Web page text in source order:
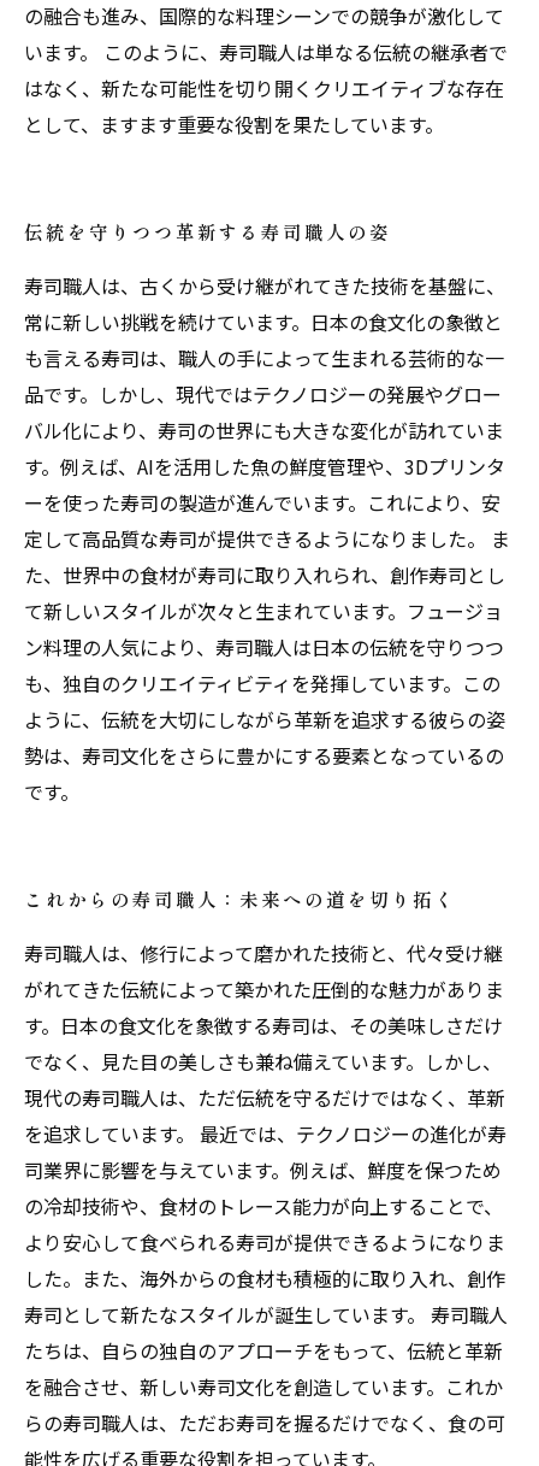
の融合も進み、国際的な料理シーンでの競争が激化して
います。 このように、寿司職人は単なる伝統の継承者で
はなく、新たな可能性を切り開くクリエイティブな存在
として、ますます重要な役割を果たしています。
伝統を守りつつ革新する寿司職人の姿
寿司職人は、古くから受け継がれてきた技術を基盤に、
常に新しい挑戦を続けています。日本の食文化の象徴と
も言える寿司は、職人の手によって生まれる芸術的な一
品です。しかし、現代ではテクノロジーの発展やグロー
バル化により、寿司の世界にも大きな変化が訪れていま
す。例えば、AIを活用した魚の鮮度管理や、3Dプリンタ
ーを使った寿司の製造が進んでいます。これにより、安
定して高品質な寿司が提供できるようになりました。 ま
た、世界中の食材が寿司に取り入れられ、創作寿司とし
て新しいスタイルが次々と生まれています。フュージョ
ン料理の人気により、寿司職人は日本の伝統を守りつつ
も、独自のクリエイティビティを発揮しています。この
ように、伝統を大切にしながら革新を追求する彼らの姿
勢は、寿司文化をさらに豊かにする要素となっているの
です。
これからの寿司職人：未来への道を切り拓く
寿司職人は、修行によって磨かれた技術と、代々受け継
がれてきた伝統によって築かれた圧倒的な魅力がありま
す。日本の食文化を象徴する寿司は、その美味しさだけ
でなく、見た目の美しさも兼ね備えています。しかし、
現代の寿司職人は、ただ伝統を守るだけではなく、革新
を追求しています。 最近では、テクノロジーの進化が寿
司業界に影響を与えています。例えば、鮮度を保つため
の冷却技術や、食材のトレース能力が向上することで、
より安心して食べられる寿司が提供できるようになりま
した。また、海外からの食材も積極的に取り入れ、創作
寿司として新たなスタイルが誕生しています。 寿司職人
たちは、自らの独自のアプローチをもって、伝統と革新
を融合させ、新しい寿司文化を創造しています。これか
らの寿司職人は、ただお寿司を握るだけでなく、食の可
能性を広げる重要な役割を担っています。